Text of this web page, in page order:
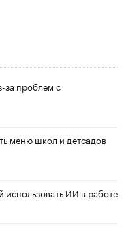
за проблем с
меню школ и детсадов
использовать ИИ в работе